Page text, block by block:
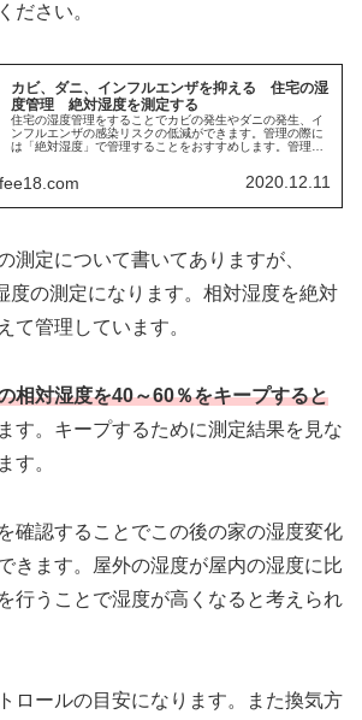
ださい。
カビ、ダニ、インフルエンザを抑える 住宅の湿
度管理 絶対湿度を測定する
住宅の湿度管理をすることでカビの発生やダニの発生、イ
ンフルエンザの感染リスクの低減ができます。管理の際に
は「絶対湿度」で管理することをおすすめします。管理の
また参考とさせて頂きました本についても書いています。
2020.12.11
測定について書いてありますが、
度の測定になります。相対湿度を絶対
て管理しています。
相対湿度を40～60％をキープすると
す。キープするために測定結果を見な
す。
確認することでこの後の家の湿度変化
きます。屋外の湿度が屋内の湿度に比
行うことで湿度が高くなると考えられ
ロールの目安になります。また換気方